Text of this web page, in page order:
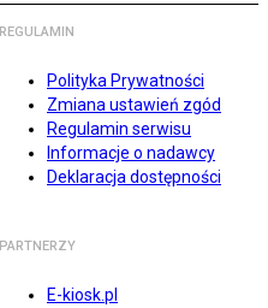
REGULAMIN
Polityka Prywatności
Zmiana ustawień zgód
Regulamin serwisu
Informacje o nadawcy
Deklaracja dostępności
PARTNERZY
E-kiosk.pl